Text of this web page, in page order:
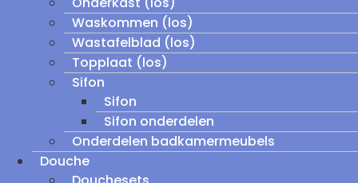
Waskommen (los)
Wastafelblad (los)
Topplaat (los)
Sifon
Sifon
Sifon onderdelen
Onderdelen badkamermeubels
Douche